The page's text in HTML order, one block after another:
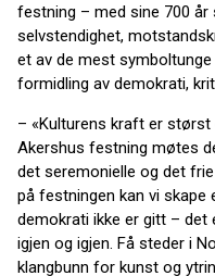
festning – med sine 700
selvstendighet,
et av de mest
formidling av demokrati,
– «Kulturens kraft er
Akershus festning møtes
det seremonielle og det
på festningen kan vi
demokrati ikke er gitt –
igjen og igjen. Få steder i
klangbunn for kunst og